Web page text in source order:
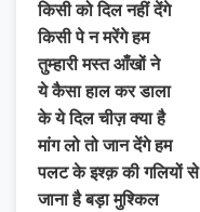
किसी को दिल नहीं देंगे
किसी पे न मरेंगे हम
तुम्हारी मस्त आँखों ने
ये कैसा हाल कर डाला
के ये दिल चीज़ क्या है
मांग लो तो जान देंगे हम
पलट के इश्क़ की गलियों से
जाना है बड़ा मुश्किल